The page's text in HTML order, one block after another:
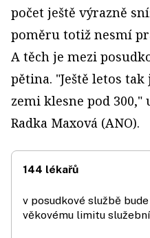
počet ještě výrazně
poměru totiž nesmí
A těch je mezi
pětina. "Ještě letos
zemi klesne pod
Radka Maxová (ANO).
144 lékařů
v posudkové službě
věkovému limitu